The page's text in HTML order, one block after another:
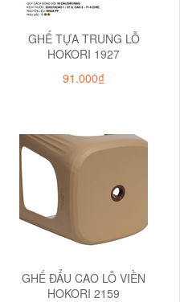
GHẾ TỰA TRUNG LỖ
HOKORI 1927
91.000₫
GHẾ ĐẨU CAO LỖ VIỀN
HOKORI 2159